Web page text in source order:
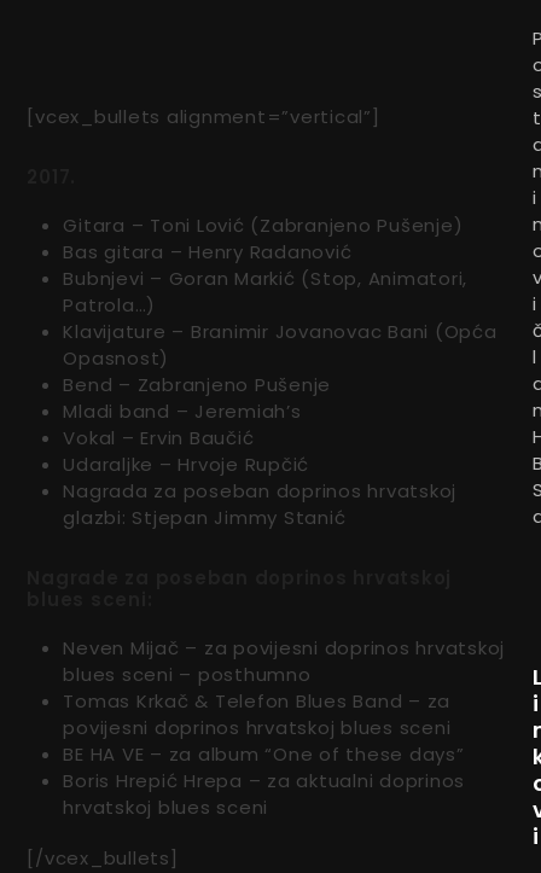
[vcex_bullets alignment=”vertical”]
Gitara – Toni Lović (Zabranjeno Pušenje)
Bas gitara – Henry Radanović
Bubnjevi – Goran Markić (Stop, Animatori,
Patrola…)
Klavijature – Branimir Jovanovac Bani (Opća
Opasnost)
Bend – Zabranjeno Pušenje
Mladi band – Jeremiah’s
Vokal – Ervin Baučić
Udaraljke – Hrvoje Rupčić
Nagrada za poseban doprinos hrvatskoj
glazbi: Stjepan Jimmy Stanić
Neven Mijač – za povijesni doprinos hrvatskoj
blues sceni – posthumno
Tomas Krkač & Telefon Blues Band – za
povijesni doprinos hrvatskoj blues sceni
BE HA VE – za album “One of these days”
Boris Hrepić Hrepa – za aktualni doprinos
hrvatskoj blues sceni
[/vcex_bullets]
t
i
i
l
i
i